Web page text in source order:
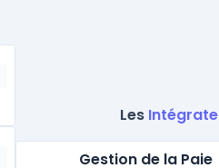
Les
Gestion de la Paie